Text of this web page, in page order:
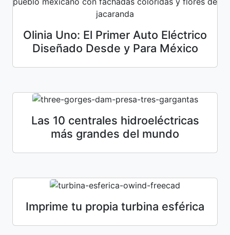
Olinia Uno: El Primer Auto Eléctrico
Diseñado Desde y Para México
Las 10 centrales hidroeléctricas
más grandes del mundo
Imprime tu propia turbina esférica